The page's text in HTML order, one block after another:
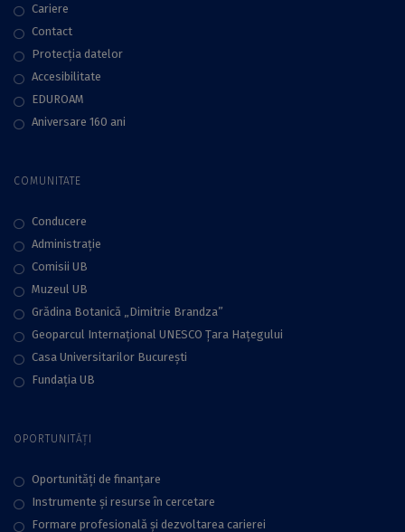
Cariere
Contact
Protecţia datelor
Accesibilitate
EDUROAM
Aniversare 160 ani
COMUNITATE
Conducere
Administraţie
Comisii UB
Muzeul UB
Grădina Botanică „Dimitrie Brandza”
Geoparcul Internațional UNESCO Țara Hațegului
Casa Universitarilor București
Fundaţia UB
OPORTUNITĂȚI
Oportunități de finanțare
Instrumente și resurse în cercetare
Formare profesională și dezvoltarea carierei